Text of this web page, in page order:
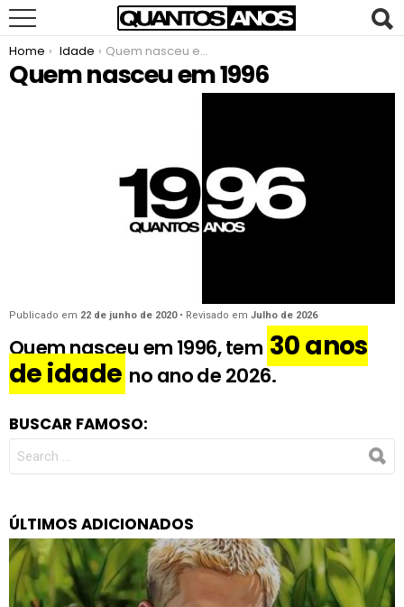
You are here:
Home Idade Quem nasceu em 1996
Quem nasceu em 1996
Publicado em 22 de junho de 2020• Revisado em Julho de 2026
Quem nasceu em 1996, tem 30 anos
de idade no ano de 2026.
BUSCAR FAMOSO:
FOR:
ÚLTIMOS ADICIONADOS